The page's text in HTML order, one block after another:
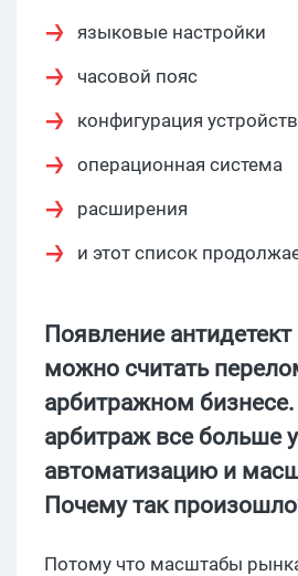
языковые настройки
часовой пояс
конфигурация
операционная система
расширения
и этот список
Появление
можно считать
арбитражном бизнесе.
арбитраж все больше
автоматизацию и
Почему так
Потому что масштабы